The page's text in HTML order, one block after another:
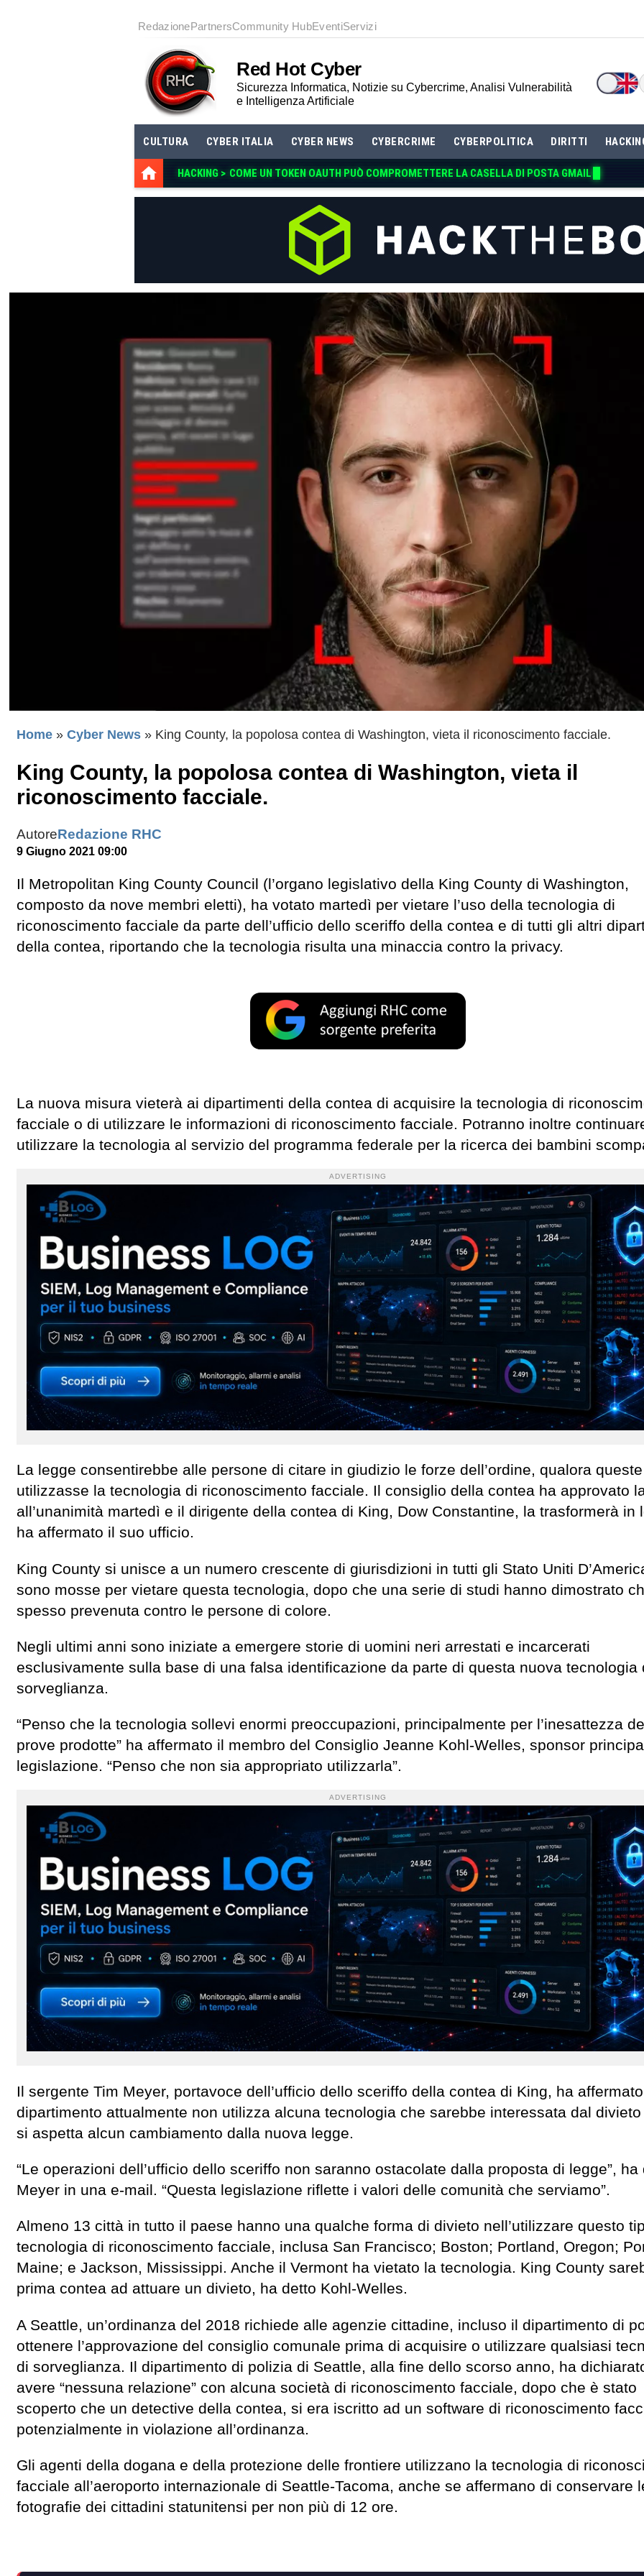
RedazionePartnersCommunity HubEventiServizi
Red Hot Cyber
Sicurezza Informatica, Notizie su Cybercrime, Analisi Vulnerabilità
e Intelligenza Artificiale
CULTURA CYBER ITALIA CYBER NEWS CYBERCRIME CYBERPOLITICA DIRITTI
HACKING > COME UN TOKEN OAUTH P
Home » Cyber News » King County, la popolosa contea di Washington, vieta il riconoscimento facciale.
King County, la popolosa contea di Washington, vieta il
riconoscimento facciale.
AutoreRedazione RHC
9 Giugno 2021 09:00
Il Metropolitan King County Council (l’organo legislativo della King County di Washington,
composto da nove membri eletti), ha votato martedì per vietare l’uso della tecnologia di
riconoscimento facciale da parte dell’ufficio dello sceriffo della contea e di tutti gli altri
della contea, riportando che la tecnologia risulta una minaccia contro la privacy.
La nuova misura vieterà ai dipartimenti della contea di acquisire la tecnologia di
facciale o di utilizzare le informazioni di riconoscimento facciale. Potranno inoltre
utilizzare la tecnologia al servizio del programma federale per la ricerca dei bambini
ADVERTISING
La legge consentirebbe alle persone di citare in giudizio le forze dell’ordine, qualora queste
utilizzasse la tecnologia di riconoscimento facciale. Il consiglio della contea ha approvato
all’unanimità martedì e il dirigente della contea di King, Dow Constantine, la trasformerà in
ha affermato il suo ufficio.
King County si unisce a un numero crescente di giurisdizioni in tutti gli Stato Uniti
sono mosse per vietare questa tecnologia, dopo che una serie di studi hanno dimostrato
spesso prevenuta contro le persone di colore.
Negli ultimi anni sono iniziate a emergere storie di uomini neri arrestati e incarcerati
esclusivamente sulla base di una falsa identificazione da parte di questa nuova tecnologia
sorveglianza.
“Penso che la tecnologia sollevi enormi preoccupazioni, principalmente per l’inesattezza
prove prodotte” ha affermato il membro del Consiglio Jeanne Kohl-Welles, sponsor
legislazione. “Penso che non sia appropriato utilizzarla”.
ADVERTISING
Il sergente Tim Meyer, portavoce dell’ufficio dello sceriffo della contea di King, ha
dipartimento attualmente non utilizza alcuna tecnologia che sarebbe interessata dal
si aspetta alcun cambiamento dalla nuova legge.
“Le operazioni dell’ufficio dello sceriffo non saranno ostacolate dalla proposta di legge”, ha
Meyer in una e-mail. “Questa legislazione riflette i valori delle comunità che serviamo”.
Almeno 13 città in tutto il paese hanno una qualche forma di divieto nell’utilizzare questo
tecnologia di riconoscimento facciale, inclusa San Francisco; Boston; Portland, Oregon;
Maine; e Jackson, Mississippi. Anche il Vermont ha vietato la tecnologia. King County
prima contea ad attuare un divieto, ha detto Kohl-Welles.
A Seattle, un’ordinanza del 2018 richiede alle agenzie cittadine, incluso il dipartimento di
ottenere l’approvazione del consiglio comunale prima di acquisire o utilizzare qualsiasi
di sorveglianza. Il dipartimento di polizia di Seattle, alla fine dello scorso anno, ha
avere “nessuna relazione” con alcuna società di riconoscimento facciale, dopo che è stato
scoperto che un detective della contea, si era iscritto ad un software di riconoscimento
potenzialmente in violazione all’ordinanza.
Gli agenti della dogana e della protezione delle frontiere utilizzano la tecnologia di
facciale all’aeroporto internazionale di Seattle-Tacoma, anche se affermano di conservare
fotografie dei cittadini statunitensi per non più di 12 ore.